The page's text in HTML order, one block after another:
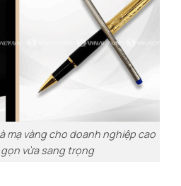
mạ vàng cho doanh nghiệp cao
vừa sang trọng